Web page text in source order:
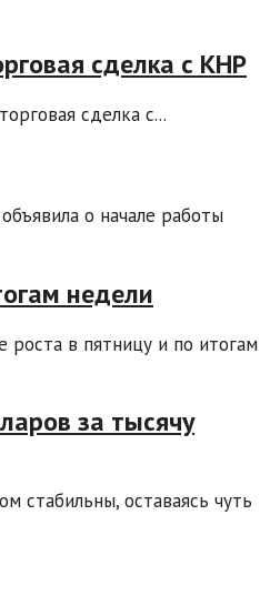
сделка с КНР
сделка с...
о начале работы
недели
в пятницу и по итогам
за тысячу
стабильны, оставаясь чуть